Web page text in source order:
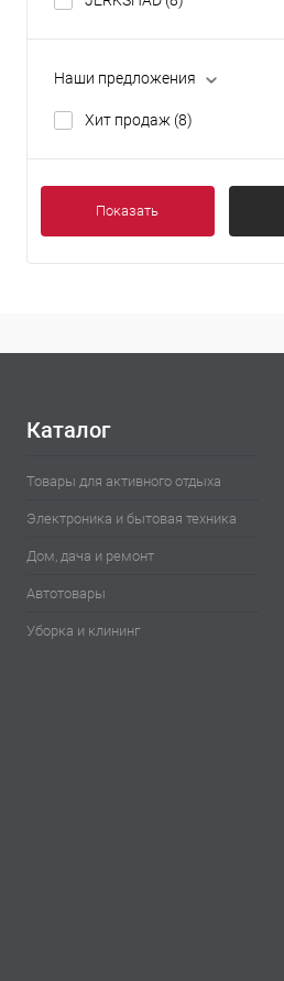
Наши предложения
Хит продаж (8)
Показать
Каталог
Товары для активного отдыха
Электроника и бытовая техника
Дом, дача и ремонт
Автотовары
Уборка и клининг